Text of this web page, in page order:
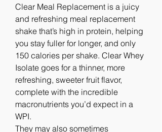
Clear Meal Replacement is a juicy
and refreshing meal replacement
shake that’s high in protein, helping
you stay fuller for longer, and only
150 calories per shake. Clear Whey
Isolate goes for a thinner, more
refreshing, sweeter fruit flavor,
complete with the incredible
macronutrients you’d expect in a
WPI.
They may also sometimes